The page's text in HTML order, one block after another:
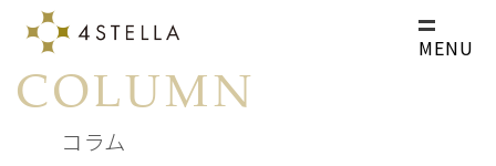
MENU
COLUMN
コラム